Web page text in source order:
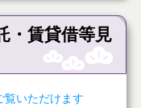
・賃貸借等見
覧いただけます